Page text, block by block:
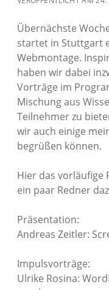
Übernächste
startet in Stuttgart
Webmontage.
haben wir dabei
Vorträge im
Mischung aus
Teilnehmer zu
wir auch einige
begrüßen können.
Hier das vorläufige
ein paar Redner
Präsentation:
Andreas Zeitler:
Impulsvorträge:
Ulrike Rosina: